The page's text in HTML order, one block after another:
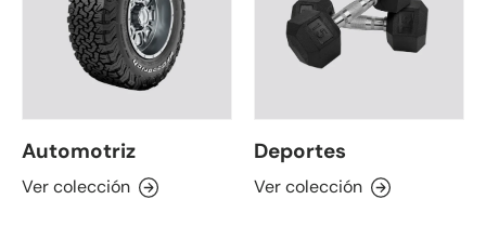
Automotriz
Ver colección
Deportes
Ver colección